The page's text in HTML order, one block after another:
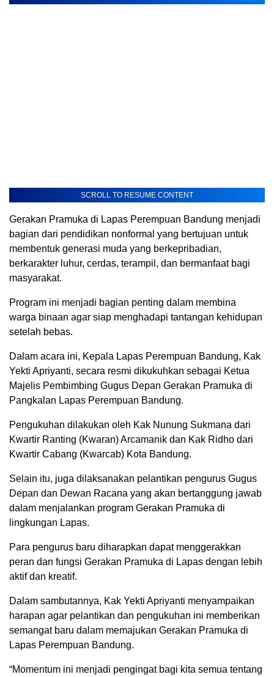
SCROLL TO RESUME CONTENT
Gerakan Pramuka di Lapas Perempuan Bandung menjadi
bagian dari pendidikan nonformal yang bertujuan untuk
membentuk generasi muda yang berkepribadian,
berkarakter luhur, cerdas, terampil, dan bermanfaat bagi
masyarakat.
Program ini menjadi bagian penting dalam membina
warga binaan agar siap menghadapi tantangan kehidupan
setelah bebas.
Dalam acara ini, Kepala Lapas Perempuan Bandung, Kak
Yekti Apriyanti, secara resmi dikukuhkan sebagai Ketua
Majelis Pembimbing Gugus Depan Gerakan Pramuka di
Pangkalan Lapas Perempuan Bandung.
Pengukuhan dilakukan oleh Kak Nunung Sukmana dari
Kwartir Ranting (Kwaran) Arcamanik dan Kak Ridho dari
Kwartir Cabang (Kwarcab) Kota Bandung.
Selain itu, juga dilaksanakan pelantikan pengurus Gugus
Depan dan Dewan Racana yang akan bertanggung jawab
dalam menjalankan program Gerakan Pramuka di
lingkungan Lapas.
Para pengurus baru diharapkan dapat menggerakkan
peran dan fungsi Gerakan Pramuka di Lapas dengan lebih
aktif dan kreatif.
Dalam sambutannya, Kak Yekti Apriyanti menyampaikan
harapan agar pelantikan dan pengukuhan ini memberikan
semangat baru dalam memajukan Gerakan Pramuka di
Lapas Perempuan Bandung.
“Momentum ini menjadi pengingat bagi kita semua tentang